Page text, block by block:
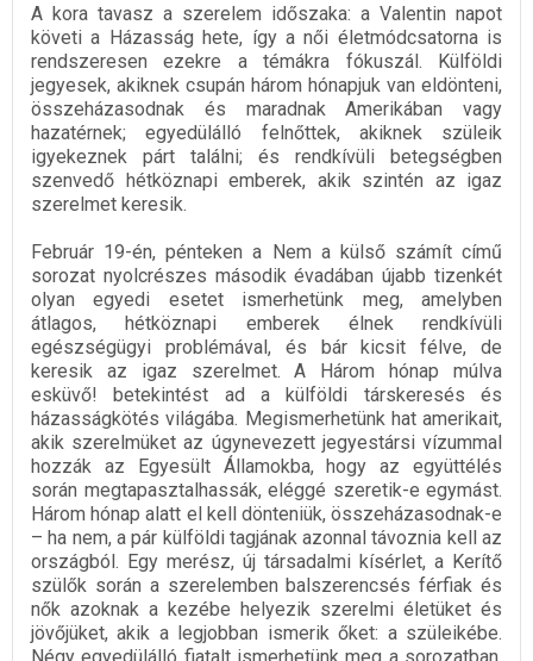
A kora tavasz a szerelem időszaka: a Valentin napot
követi a Házasság hete, így a női életmódcsatorna is
rendszeresen ezekre a témákra fókuszál. Külföldi
jegyesek, akiknek csupán három hónapjuk van eldönteni,
összeházasodnak és maradnak Amerikában vagy
hazatérnek; egyedülálló felnőttek, akiknek szüleik
igyekeznek párt találni; és rendkívüli betegségben
szenvedő hétköznapi emberek, akik szintén az igaz
szerelmet keresik.
Február 19-én, pénteken a Nem a külső számít című
sorozat nyolcrészes második évadában újabb tizenkét
olyan egyedi esetet ismerhetünk meg, amelyben
átlagos, hétköznapi emberek élnek rendkívüli
egészségügyi problémával, és bár kicsit félve, de
keresik az igaz szerelmet. A Három hónap múlva
esküvő! betekintést ad a külföldi társkeresés és
házasságkötés világába. Megismerhetünk hat amerikait,
akik szerelmüket az úgynevezett jegyestársi vízummal
hozzák az Egyesült Államokba, hogy az együttélés
során megtapasztalhassák, eléggé szeretik-e egymást.
Három hónap alatt el kell dönteniük, összeházasodnak-e
– ha nem, a pár külföldi tagjának azonnal távoznia kell az
országból. Egy merész, új társadalmi kísérlet, a Kerítő
szülők során a szerelemben balszerencsés férfiak és
nők azoknak a kezébe helyezik szerelmi életüket és
jövőjüket, akik a legjobban ismerik őket: a szüleikébe.